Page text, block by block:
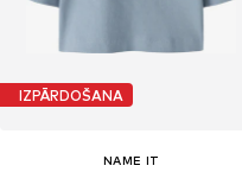
IZPĀRDOŠANA
NAME IT